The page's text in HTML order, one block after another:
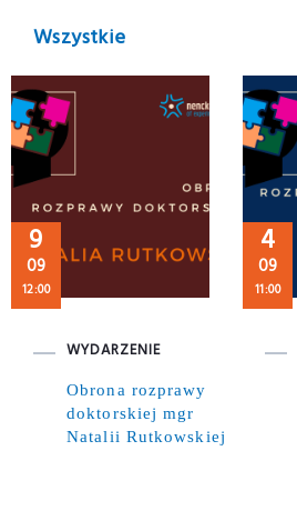
Wszystkie
9
09
12:00
WYDARZENIE
Obrona rozprawy
doktorskiej mgr
Natalii Rutkowskiej
4
09
11:00